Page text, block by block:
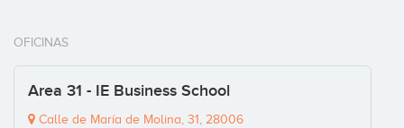
OFICINAS
Area 31 - IE Business School
Calle de María de Molina, 31, 28006